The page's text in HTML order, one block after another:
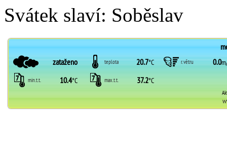
Svátek slaví: Soběslav